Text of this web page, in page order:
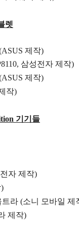
렛
제작)
삼성전자 제작)
제작)
작)
기기들
자 제작)
라 (소니 모바일 제
제작)